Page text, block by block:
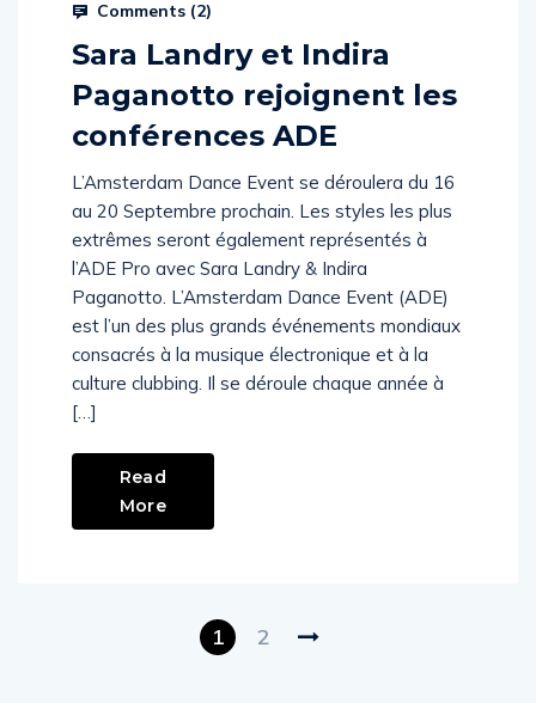
Comments (2)
Sara Landry et Indira
Paganotto rejoignent les
conférences ADE
L’Amsterdam Dance Event se déroulera du 16
au 20 Septembre prochain. Les styles les plus
extrêmes seront également représentés à
l’ADE Pro avec Sara Landry & Indira
Paganotto. L’Amsterdam Dance Event (ADE)
est l’un des plus grands événements mondiaux
consacrés à la musique électronique et à la
culture clubbing. Il se déroule chaque année à
[…]
Read
More
1 2